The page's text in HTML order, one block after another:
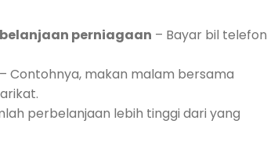
perniagaan – Bayar bil telefon
– Contohnya, makan malam bersama
perbelanjaan lebih tinggi dari yang